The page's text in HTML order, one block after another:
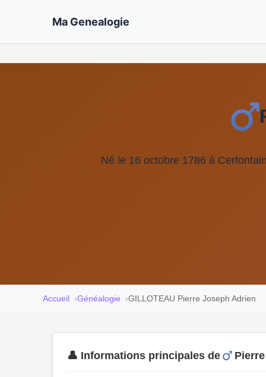
Ma Genealogie
Né le 16 octobre 1786 à
Accueil Généalogie GILLOTEAU Pierre Joseph Adrien
👤 Informations principales de